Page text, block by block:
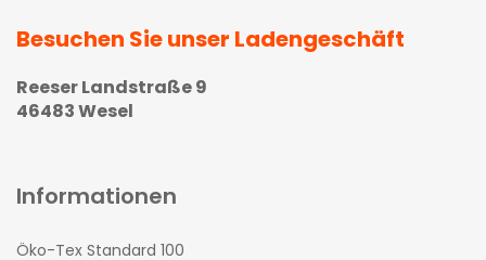
Besuchen Sie unser Ladengeschäft
Reeser Landstraße 9
46483 Wesel
Informationen
Öko-Tex Standard 100